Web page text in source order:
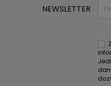
NEWSLETTER